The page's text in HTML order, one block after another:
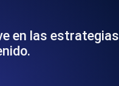
en las estrategias